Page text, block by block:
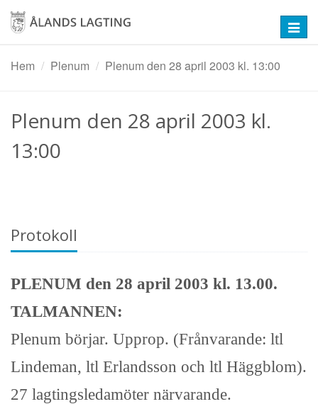
Hoppa
huvudinnehåll
Hem
Plenum Plenum den 28 april 2003 kl. 13:00
Plenum den 28 april 2003 kl.
13:00
Protokoll
PLENUM den 28 april 2003 kl. 13.00.
TALMANNEN:
Plenum börjar. Upprop. (Frånvarande: ltl
Lindeman, ltl Erlandsson och ltl Häggblom).
27 lagtingsledamöter närvarande.